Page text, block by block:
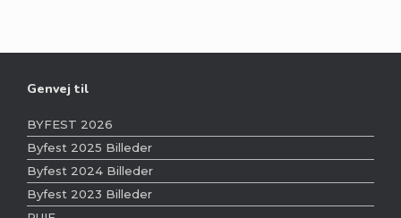
Genvej til
BYFEST 2026
Byfest 2025 Billeder
Byfest 2024 Billeder
Byfest 2023 Billeder